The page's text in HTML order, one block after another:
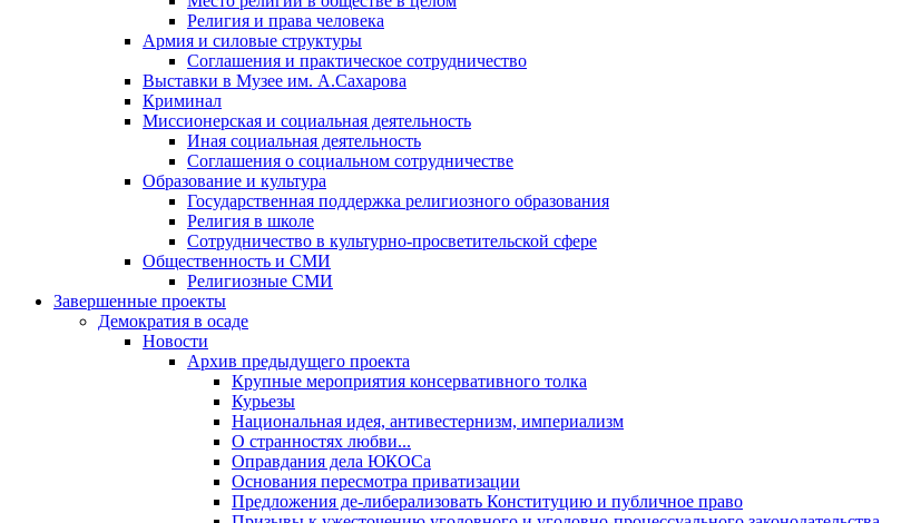
Религия и права человека
Армия и силовые структуры
Соглашения и практическое сотрудничество
Выставки в Музее им. А.Сахарова
Криминал
Миссионерская и социальная деятельность
Иная социальная деятельность
Соглашения о социальном сотрудничестве
Образование и культура
Государственная поддержка религиозного образования
Религия в школе
Сотрудничество в культурно-просветительской сфере
Общественность и СМИ
Религиозные СМИ
Завершенные проекты
Демократия в осаде
Новости
Архив предыдущего проекта
Крупные мероприятия консервативного толка
Курьезы
Национальная идея, антивестернизм, империализм
О странностях любви...
Оправдания дела ЮКОСа
Основания пересмотра приватизации
Предложения де-либерализовать Конституцию и публичное право